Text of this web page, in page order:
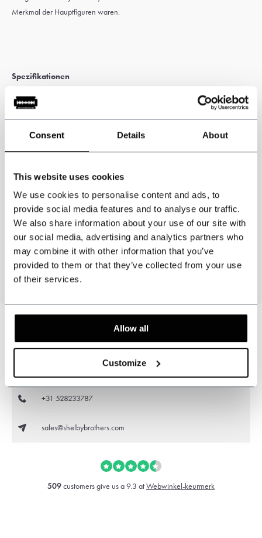
Consent Details About
This website uses cookies
We use cookies to personalise content and ads, to
provide social media features and to analyse our traffic.
We also share information about your use of our site with
our social media, advertising and analytics partners who
may combine it with other information that you’ve
provided to them or that they’ve collected from your use
of their services.
Allow all
Customize
Merkmal der Hauptfiguren waren.
Spezifikationen
8-Panel-Mütze aus 100% Twill
Farbe: Blau
Stilvoll und authentisch.
Zeitloses edwardianisches Modell aus den 1920er Jahren.
Tolle Passform, erhältlich in den Größen M und L.
measure wool caps
+31 528233787
sales@shelbybrothers.com
509customers give us a 9.3 atWebwinkel-keurmerk